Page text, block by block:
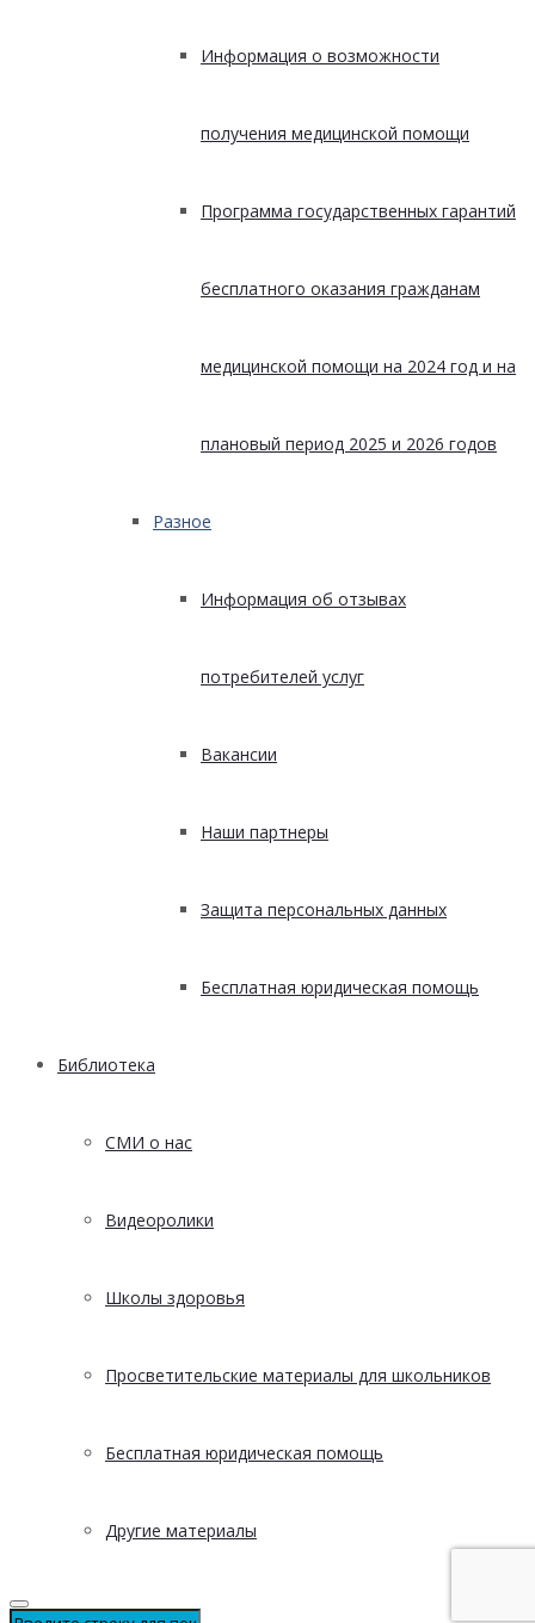
Информация о возможности
получения медицинской помощи
Программа государственных гарантий
бесплатного оказания гражданам
медицинской помощи на 2024 год и на
плановый период 2025 и 2026 годов
Разное
Информация об отзывах
потребителей услуг
Вакансии
Наши партнеры
Защита персональных данных
Бесплатная юридическая помощь
Библиотека
СМИ о нас
Видеоролики
Школы здоровья
Просветительские материалы для школьников
Бесплатная юридическая помощь
Другие материалы